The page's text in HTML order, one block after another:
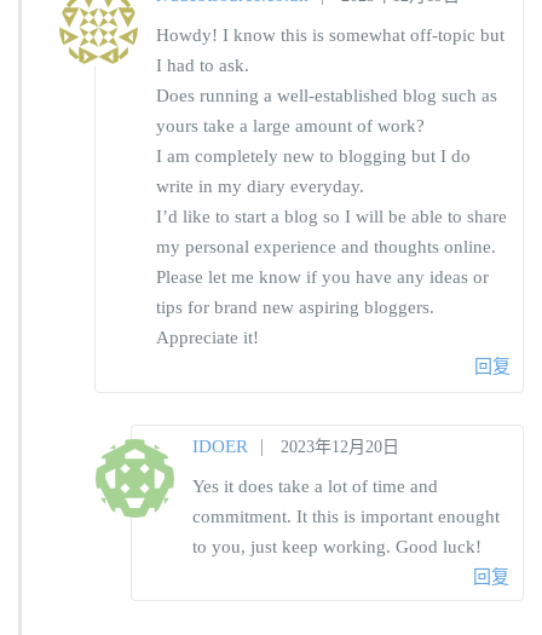
Howdy! I know this is somewhat off-topic but
I had to ask.
Does running a well-established blog such as
yours take a large amount of work?
I am completely new to blogging but I do
write in my diary everyday.
I’d like to start a blog so I will be able to share
my personal experience and thoughts online.
Please let me know if you have any ideas or
tips for brand new aspiring bloggers.
Appreciate it!
回复
IDOER | 2023年12月20日
Yes it does take a lot of time and
commitment. It this is important enought
to you, just keep working. Good luck!
回复